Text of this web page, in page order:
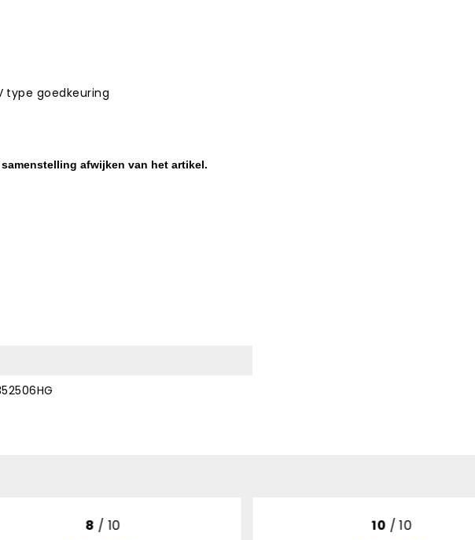
type goedkeuring
afwijken van het artikel.